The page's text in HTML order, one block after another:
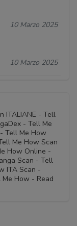
10 Marzo 2025
10 Marzo 2025
ITALIANE - Tell
- Tell Me
Tell Me How
Me How Scan
How Online -
Scan - Tell
ITA Scan -
How - Read